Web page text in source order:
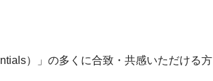
）」の多くに合致・共感いただける方